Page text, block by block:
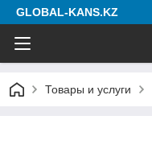
GLOBAL-KANS.KZ
Товары и услуги